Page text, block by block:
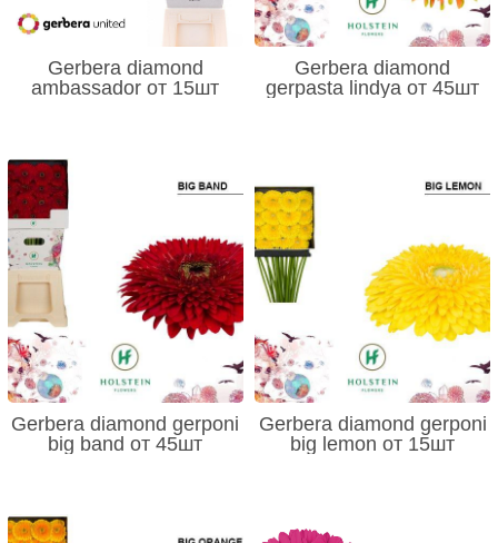
Gerbera diamond
ambassador от 15шт
Gerbera diamond
gerpasta lindya от 45шт
Gerbera diamond gerponi
big band от 45шт
Gerbera diamond gerponi
big lemon от 15шт